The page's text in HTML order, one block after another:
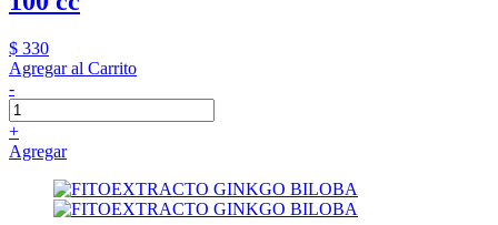
$ 330
Agregar al Carrito
-
+
Agregar